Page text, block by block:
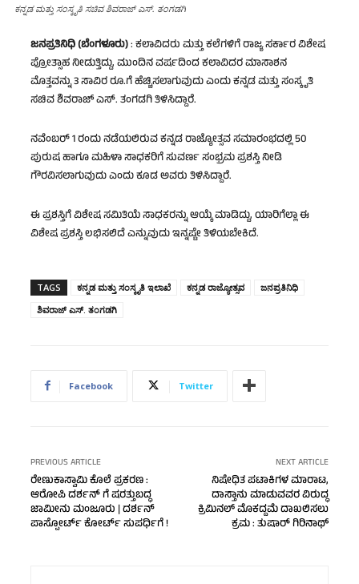
ಕನ್ನಡ ಮತ್ತು ಸಂಸ್ಕೃತಿ ಸಚಿವ ಶಿವರಾಜ್‌ ಎಸ್‌. ತಂಗಡಗಿ
ಜನಪ್ರತಿನಿಧಿ (ಬೆಂಗಳೂರು): ಕಲಾವಿದರು ಮತ್ತು ಕಲೆಗಳಿಗೆ ರಾಜ್ಯ ಸರ್ಕಾರ ವಿಶೇಷ
ಪ್ರೋತ್ಸಾಹ ನೀಡುತ್ತಿದ್ದು, ಮುಂದಿನ ವರ್ಷದಿಂದ ಕಲಾವಿದರ ಮಾಸಾಶನ
ಮೊತ್ತವನ್ನು 3 ಸಾವಿರ ರೂ.ಗೆ ಹೆಚ್ಚಿಸಲಾಗುವುದು ಎಂದು ಕನ್ನಡ ಮತ್ತು ಸಂಸ್ಕೃತಿ
ಸಚಿವ ಶಿವರಾಜ್‌ ಎಸ್‌. ತಂಗಡಗಿ ತಿಳಿಸಿದ್ದಾರೆ.
ನವೆಂಬರ್‌ 1 ರಂದು ನಡೆಯಲಿರುವ ಕನ್ನಡ ರಾಜ್ಯೋತ್ಸವ ಸಮಾರಂಭದಲ್ಲಿ 50
ಪುರುಷ ಹಾಗೂ ಮಹಿಳಾ ಸಾಧಕರಿಗೆ ಸುವರ್ಣ ಸಂಭ್ರಮ ಪ್ರಶಸ್ತಿ ನೀಡಿ
ಗೌರವಿಸಲಾಗುವುದು ಎಂದು ಕೂಡ ಅವರು ತಿಳಿಸಿದ್ದಾರೆ.
ಈ ಪ್ರಶಸ್ತಿಗೆ ವಿಶೇಷ ಸಮಿತಿಯೆ ಸಾಧಕರನ್ನು ಆಯ್ಕೆ ಮಾಡಿದ್ದು, ಯಾರಿಗೆಲ್ಲಾ ಈ
ವಿಶೇಷ ಪ್ರಶಸ್ತಿ ಲಭಿಸಲಿದೆ ಎನ್ನುವುದು ಇನ್ನಷ್ಟೇ ತಿಳಿಯಬೇಕಿದೆ.
TAGS ಕನ್ನಡ ಮತ್ತು ಸಂಸ್ಕೃತಿ ಇಲಾಖೆ ಕನ್ನಡ ರಾಜ್ಯೋತ್ಸವ
ಜನಪ್ರತಿನಿಧಿ
ಶಿವರಾಜ್‌ ಎಸ್‌. ತಂಗಡಗಿ
Facebook Twitter
PREVIOUS ARTICLE
ರೇಣುಕಾಸ್ವಾಮಿ ಕೊಲೆ ಪ್ರಕರಣ :
ಆರೋಪಿ ದರ್ಶನ್‌ ಗೆ ಷರತ್ತುಬದ್ಧ
ಜಾಮೀನು ಮಂಜೂರು | ದರ್ಶನ್
ಪಾಸ್ಪೋರ್ಟ್ ಕೋರ್ಟ್ ಸುಪರ್ಧಿಗೆ !
NEXT ARTICLE
ನಿಷೇಧಿತ ಪಟಾಕಿಗಳ ಮಾರಾಟ,
ದಾಸ್ತಾನು ಮಾಡುವವರ ವಿರುದ್ಧ
ಕ್ರಿಮಿನಲ್‌ ಮೊಕದ್ದಮೆ ದಾಖಲಿಸಲು
ಕ್ರಮ : ತುಷಾರ್‌ ಗಿರಿನಾಥ್‌